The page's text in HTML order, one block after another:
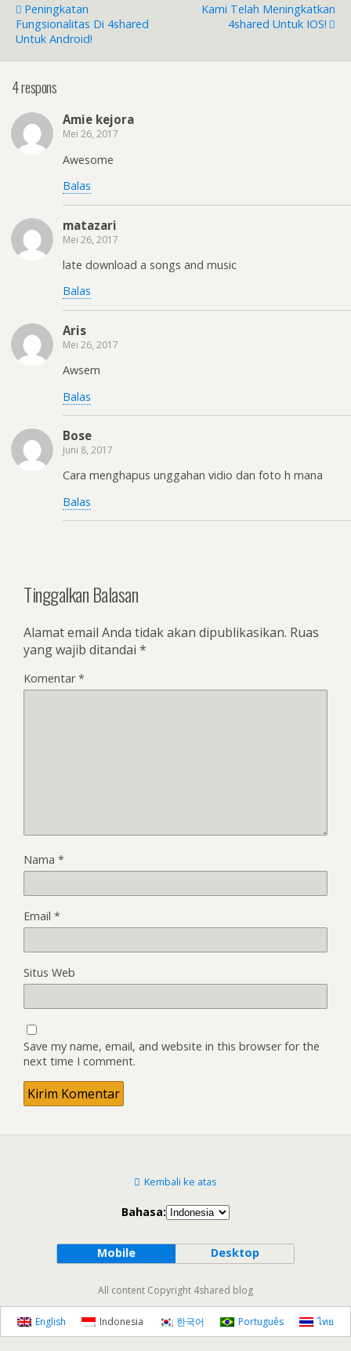
Peningkatan
Fungsionalitas Di 4shared
Untuk Android!
Kami Telah Meningkatkan
4shared Untuk IOS!
4 respons
Amie kejora
Mei 26, 2017
Awesome
Balas
matazari
Mei 26, 2017
late download a songs and music
Balas
Aris
Mei 26, 2017
Awsem
Balas
Bose
Juni 8, 2017
Cara menghapus unggahan vidio dan foto h mana
Balas
Tinggalkan Balasan
Alamat email Anda tidak akan dipublikasikan. Ruas
yang wajib ditandai *
Komentar*
Nama *
Email *
Situs Web
Save my name, email, and website in this browser for the
next time I comment.
Kembali ke atas
Bahasa:
Mobile Desktop
All content Copyright 4shared blog
English Indonesia 한국어 Português ไทย